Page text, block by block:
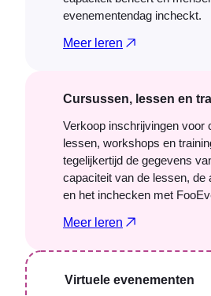
evenementendag incheckt.
Meer leren
Cursussen, lessen en
Verkoop inschrijvingen voor
lessen, workshops en
tegelijkertijd de gegevens
capaciteit van de lessen, de
en het inchecken met
Meer leren
Virtuele evenementen